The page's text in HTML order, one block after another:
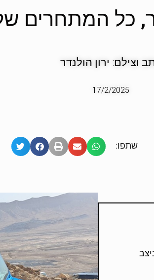
כל המתחרים
וצילם: ירון הולנדר
17/2/2025
שתפו: